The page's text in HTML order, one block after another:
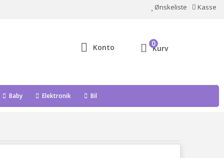
Ønskeliste Kasse
Konto Kurv
0
Baby Elektronik Bil